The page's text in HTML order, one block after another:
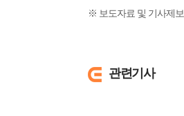
※ 보도자료 및 기사제보
관련기사